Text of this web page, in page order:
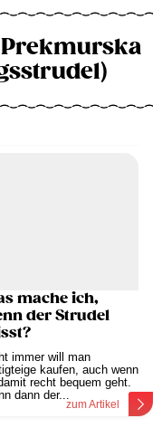
mache ich,
der Strudel
immer will man
kaufen, auch wenn
recht bequem geht.
dann der...
zum Artikel